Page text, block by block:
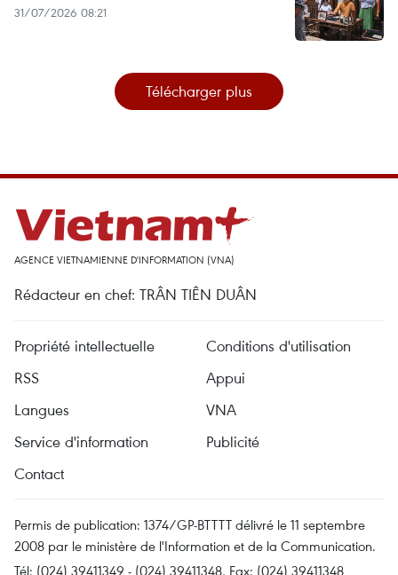
31/07/2026 08:21
Télécharger plus
AGENCE VIETNAMIENNE D'INFORMATION (VNA)
Rédacteur en chef: TRÂN TIÊN DUÂN
Propriété intellectuelle
Conditions d'utilisation
RSS
Appui
Langues
VNA
Service d'information
Publicité
Contact
Permis de publication: 1374/GP-BTTTT délivré le 11 septembre
2008 par le ministère de l'Information et de la Communication.
Tél: (024) 39411349 - (024) 39411348, Fax: (024) 39411348